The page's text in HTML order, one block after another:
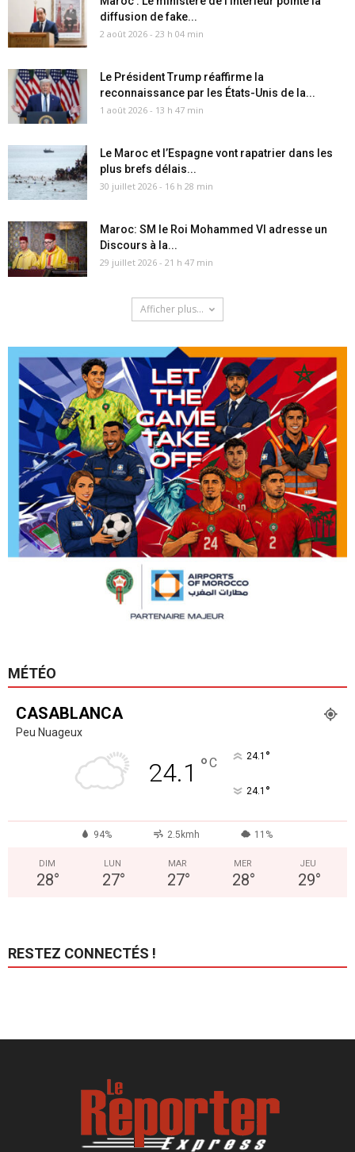
diffusion de fake...
2 août 2026 - 23 h 04 min
Le Président Trump réaffirme la
reconnaissance par les États-Unis de la...
1 août 2026 - 13 h 47 min
Le Maroc et l’Espagne vont rapatrier dans les
plus brefs délais...
30 juillet 2026 - 16 h 28 min
Maroc: SM le Roi Mohammed VI adresse un
Discours à la...
29 juillet 2026 - 21 h 47 min
Afficher plus...
MÉTÉO
CASABLANCA
Peu Nuageux
24.1 °C 24.1 °
24.1 °
94% 2.5kmh 11%
DIM
28°
LUN
27°
MAR
27°
MER
28°
JEU
29°
RESTEZ CONNECTÉS !